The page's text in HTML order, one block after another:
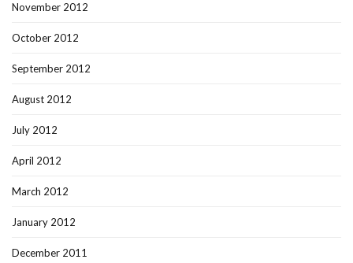
November 2012
October 2012
September 2012
August 2012
July 2012
April 2012
March 2012
January 2012
December 2011